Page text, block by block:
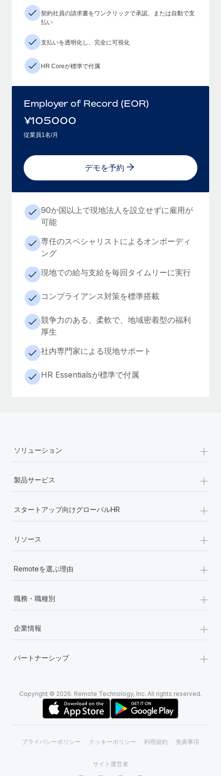
契約社員の請求書をワンクリックで承認、または自動で支
払い
支払いを透明化し、完全に可視化
HR Coreが標準で付属
Employer of Record (EOR)
¥105000
従業員1名/月
デモを予約
90か国以上で現地法人を設立せずに雇用が
可能
専任のスペシャリストによるオンボーディ
ング
現地での給与支給を毎回タイムリーに実行
コンプライアンス対策を標準搭載
競争力のある、柔軟で、地域密着型の福利
厚生
社内専門家による現地サポート
HR Essentialsが標準で付属
ソリューション +
製品サービス +
スタートアップ向けグローバルHR +
リソース +
Remoteを選ぶ理由 +
職務・職種別 +
企業情報 +
パートナーシップ +
Copyright © 2026. Remote Technology, Inc. All rights reserved.
プライバシーポリシー クッキーポリシー 利用規約 免責事項
サイト運営者